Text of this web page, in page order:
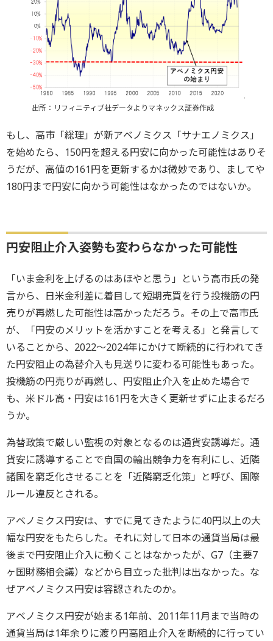
出所：リフィニティブ社データよりマネックス証券作成
もし、高市「総理」が新アベノミクス「サナエノミクス」
を始めたら、150円を超える円安に向かった可能性はありそ
うだが、高値の161円を更新するかは微妙であり、ましてや
180円まで円安に向かう可能性はなかったのではないか。
円安阻止介入姿勢も変わらなかった可能性
「いま金利を上げるのはあほやと思う」という高市氏の発
言から、日米金利差に着目して短期売買を行う投機筋の円
売りが再燃した可能性は高かっただろう。その上で高市氏
が、「円安のメリットを活かすことを考える」と発言して
いることから、2022～2024年にかけて断続的に行われてき
た円安阻止の為替介入も見送りに変わる可能性もあった。
投機筋の円売りが再燃し、円安阻止介入を止めた場合で
も、米ドル高・円安は161円を大きく更新せずに止まるだろ
うか。
為替政策で厳しい監視の対象となるのは通貨安誘導だ。通
貨安に誘導することで自国の輸出競争力を有利にし、近隣
諸国を窮乏化させることを「近隣窮乏化策」と呼び、国際
ルール違反とされる。
アベノミクス円安は、すでに見てきたように40円以上の大
幅な円安をもたらした。それに対して日本の通貨当局は最
後まで円安阻止介入に動くことはなかったが、G7（主要7
ヶ国財務相会議）などから目立った批判は出なかった。な
ぜアベノミクス円安は容認されたのか。
アベノミクス円安が始まる1年前、2011年11月まで当時の
通貨当局は1年余りに渡り円高阻止介入を断続的に行ってい